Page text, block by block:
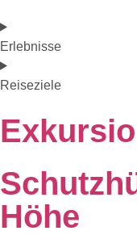
Erlebnisse
Reiseziele
Höhe